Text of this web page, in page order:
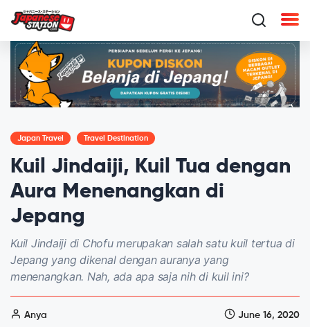
Japan Travel Travel Destination
Kuil Jindaiji, Kuil Tua dengan
Aura Menenangkan di
Jepang
Kuil Jindaiji di Chofu merupakan salah satu kuil tertua di
Jepang yang dikenal dengan auranya yang
menenangkan. Nah, ada apa saja nih di kuil ini?
Anya June 16, 2020